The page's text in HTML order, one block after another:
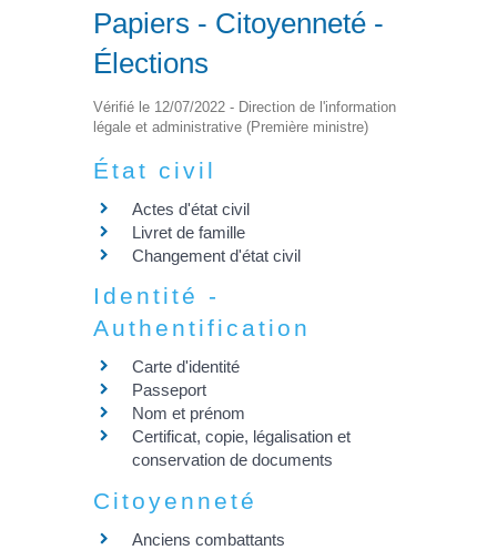
Papiers - Citoyenneté -
Élections
Vérifié le 12/07/2022 - Direction de l'information
légale et administrative (Première ministre)
État civil
Actes d'état civil
Livret de famille
Changement d'état civil
Identité -
Authentification
Carte d'identité
Passeport
Nom et prénom
Certificat, copie, légalisation et
conservation de documents
Citoyenneté
Anciens combattants